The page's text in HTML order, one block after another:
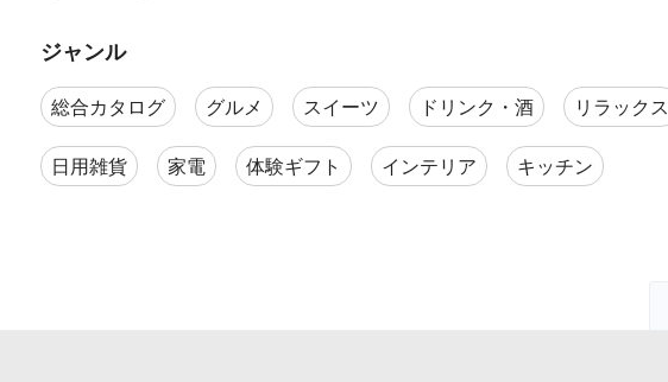
ジャンル
総合カタログ グルメ スイーツ ドリンク・酒 リラックス
日用雑貨 家電 体験ギフト インテリア キッチン